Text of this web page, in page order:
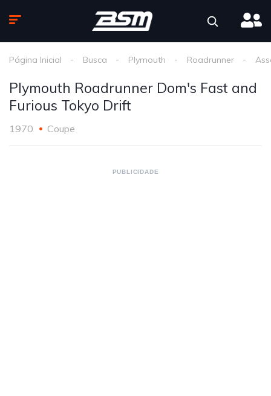
Página Inicial Busca Plymouth Roadrunner
Plymouth Roadrunner Dom's Fast and
Furious Tokyo Drift
1970 Coupe
PUBLICIDADE